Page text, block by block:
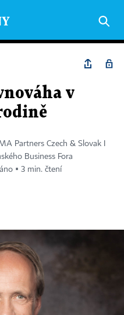
v
Partners Czech & Slovak I
Business Fora
▪ 3 min. čtení